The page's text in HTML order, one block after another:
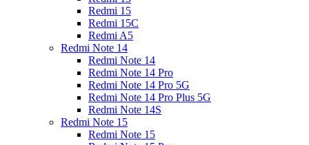
Redmi 15
Redmi 15C
Redmi A5
Redmi Note 14
Redmi Note 14
Redmi Note 14 Pro
Redmi Note 14 Pro 5G
Redmi Note 14 Pro Plus 5G
Redmi Note 14S
Redmi Note 15
Redmi Note 15